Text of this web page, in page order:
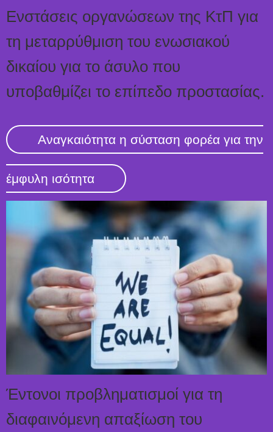
Ενστάσεις οργανώσεων της ΚτΠ για
τη μεταρρύθμιση του ενωσιακού
δικαίου για το άσυλο που
υποβαθμίζει το επίπεδο προστασίας.
Αναγκαιότητα η σύσταση φορέα για την
έμφυλη ισότητα
Έντονοι προβληματισμοί για τη
διαφαινόμενη απαξίωση του